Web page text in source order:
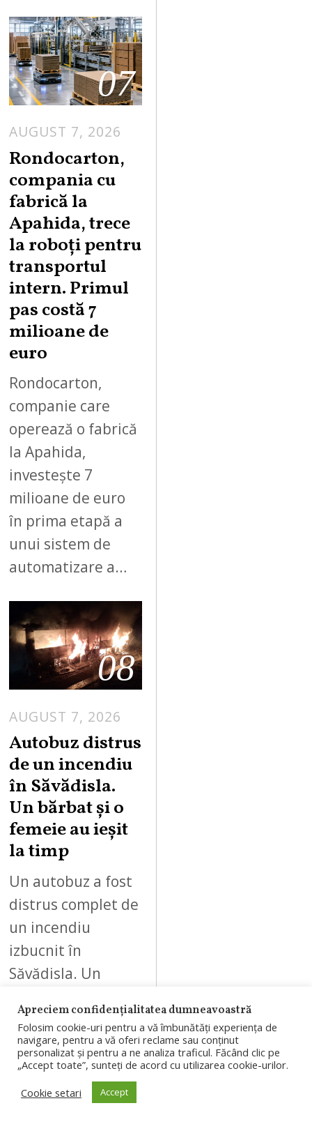
07
AUGUST 7, 2026
G
T
7
2
Rondocarton,
compania cu
fabrică la
Apahida, trece
la roboți pentru
transportul
intern. Primul
pas costă 7
milioane de
euro
Rondocarton,
companie care
operează o fabrică
la Apahida,
investește 7
milioane de euro
în prima etapă a
unui sistem de
automatizare a…
08
AUGUST 7, 2026
Autobuz distrus
de un incendiu
în Săvădisla.
Un bărbat și o
femeie au ieșit
la timp
Un autobuz a fost
distrus complet de
un incendiu
izbucnit în
Săvădisla. Un
au reușit să se
autoevacueze…
Apreciem confidențialitatea dumneavoastră
Folosim cookie-uri pentru a vă îmbunătăți experiența de
navigare, pentru a vă oferi reclame sau conținut
personalizat și pentru a ne analiza traficul. Făcând clic pe
„Accept toate”, sunteți de acord cu utilizarea cookie-urilor.
Cookie setari
Accept